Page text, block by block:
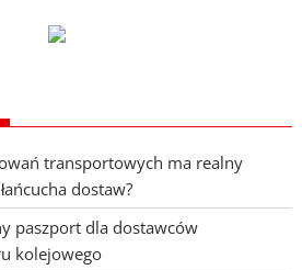
transportowych ma realny
dostaw?
paszport dla dostawców
kolejowego